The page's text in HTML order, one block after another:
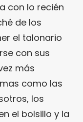
con lo recién
de los
el talonario
con sus
más
como las
los
el bolsillo y la